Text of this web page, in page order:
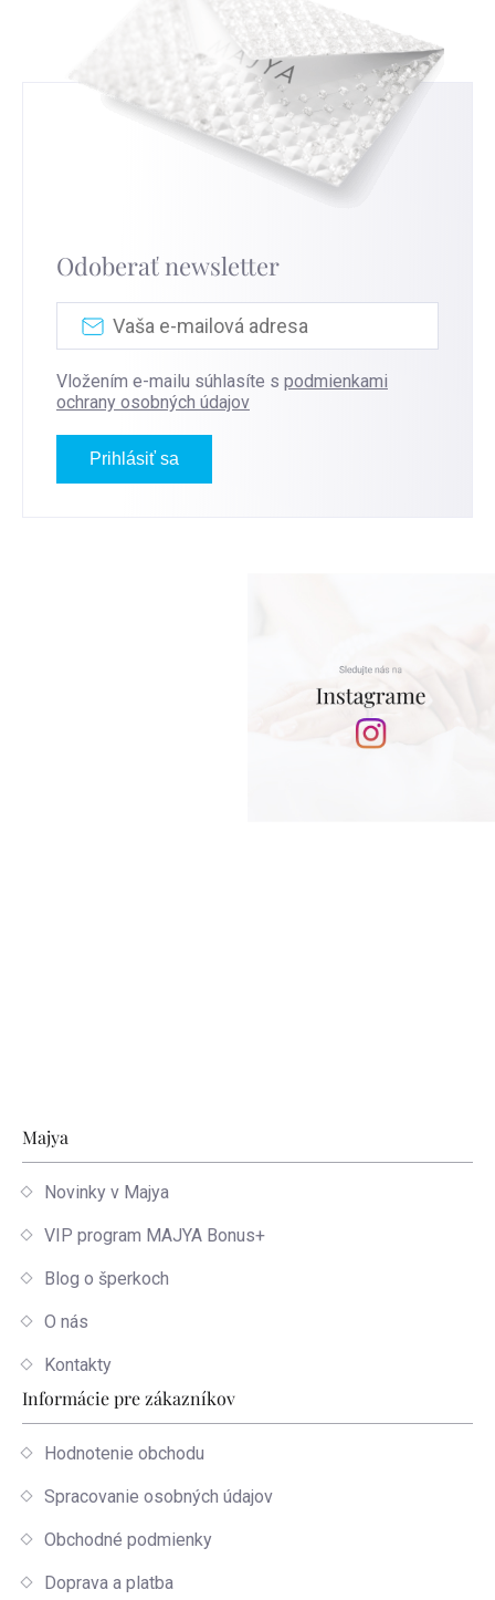
Odoberať newsletter
Vložením e-mailu súhlasíte s podmienkami
ochrany osobných údajov
Prihlásiť sa
Zápätie
Majya
Novinky v Majya
VIP program MAJYA Bonus+
Blog o šperkoch
O nás
Kontakty
Informácie pre zákazníkov
Hodnotenie obchodu
Spracovanie osobných údajov
Obchodné podmienky
Doprava a platba